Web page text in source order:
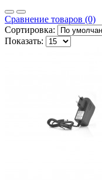
Сравнение товаров (0)
Сортировка:
Показать: